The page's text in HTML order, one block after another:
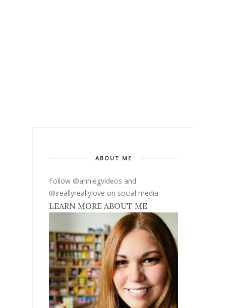
ABOUT ME
Follow @anniegvideos and
@ireallyreallylove on social media
LEARN MORE ABOUT ME